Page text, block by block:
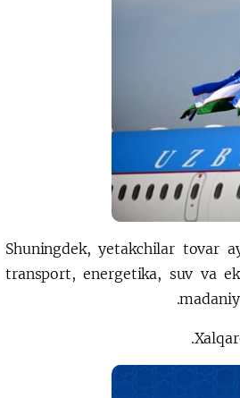
Shuningdek, yetakchilar tovar
transport, energetika, suv va